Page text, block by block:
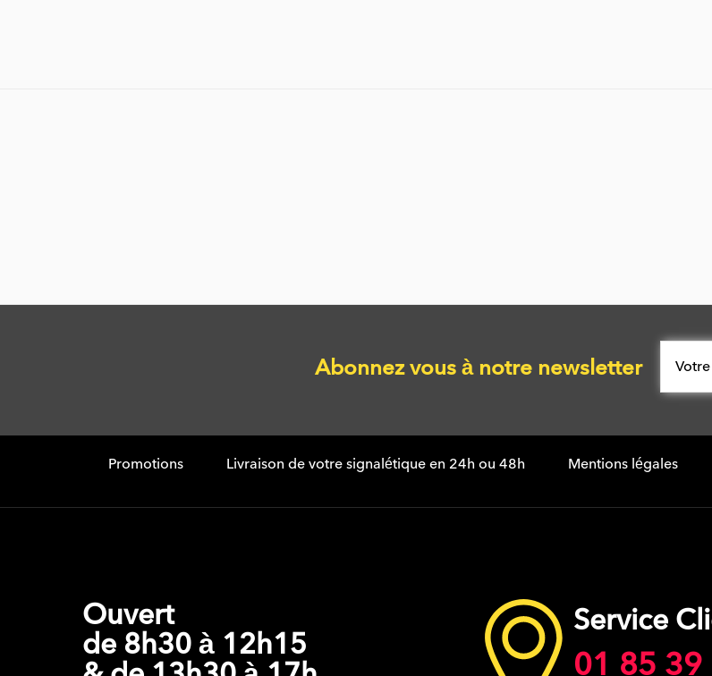
Abonnez vous à notre newsletter
Promotions Livraison de votre signalétique en 24h ou 48h Mentions légales
Ouvert
de 8h30 à 12h15
Service
01 85 39